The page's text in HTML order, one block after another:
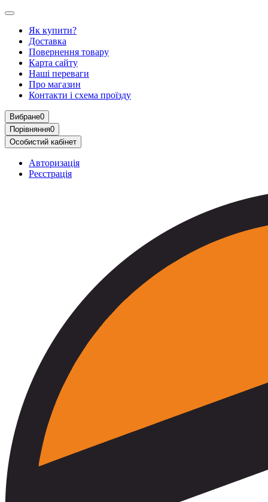
Як купити?
Доставка
Повернення товару
Карта сайту
Наші переваги
Про магазин
Контакти і схема проїзду
Вибране0
Порівняння0
Особистий кабінет
Авторизація
Реєстрація